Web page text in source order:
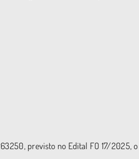
previsto no Edital FO 17/2025, o